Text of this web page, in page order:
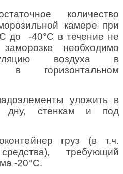
количество
камере при
до -40°С в течение не
необходимо
воздуха в
горизонтальном
уложить в
дну, стенкам и под
груз (в т.ч.
требующий
-20°С.